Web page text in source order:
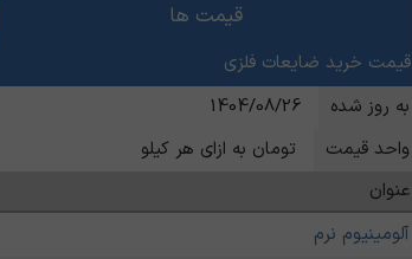
قیمت ها
قیمت خرید ضایعات فلزی
به روز شده
1404/08/26
واحد قیمت
تومان به ازای هر کیلو
عنوان
آلومینیوم نرم